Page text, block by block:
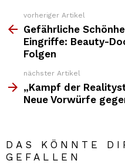
Weitere
Top
News
vorheriger Artikel
Gefährliche
Eingriffe: Beauty-
Folgen
nächster Artikel
„Kampf der
Neue Vorwürfe
DAS KÖNNTE
GEFALLEN